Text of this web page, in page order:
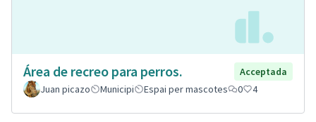
Área de recreo para perros.
Acceptada
Juan picazo
Municipi Espai per mascotes 0 4